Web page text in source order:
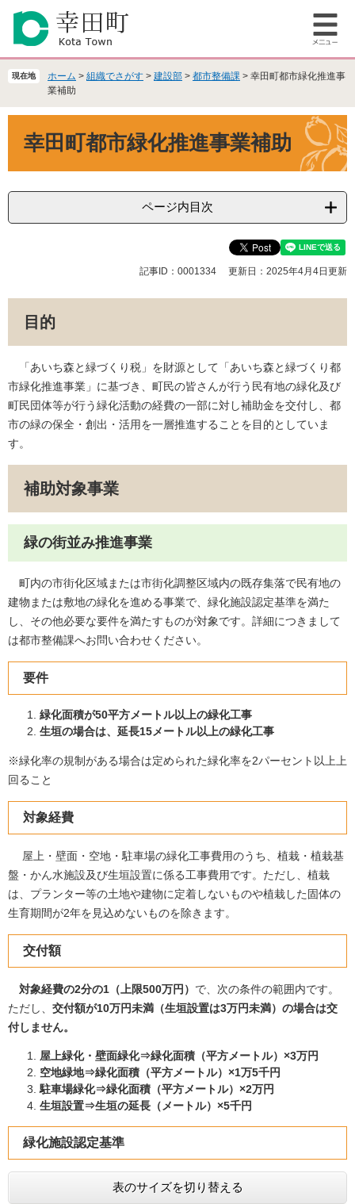
の
で
ー
ば
文
へ
メ
ー
現在地 ホーム > 組織でさがす > 建設部 > 都市整備課 > 幸田町都市緑化推進事
業補助
幸田町都市緑化推進事業補助
ページ内目次
記事ID：0001334 更新日：2025年4月4日更新
目的
「あいち森と緑づくり税」を財源として「あいち森と緑づくり都
市緑化推進事業」に基づき、町民の皆さんが行う民有地の緑化及び
町民団体等が行う緑化活動の経費の一部に対し補助金を交付し、都
市の緑の保全・創出・活用を一層推進することを目的としていま
す。
補助対象事業
緑の街並み推進事業
町内の市街化区域または市街化調整区域内の既存集落で民有地の
建物または敷地の緑化を進める事業で、 緑化施設認定基準を満た
し、その他必要な要件を満たすものが対象です。詳細につきまして
は都市整備課へお問い合わせください。
要件
緑化面積が50平方メートル以上の緑化工事
生垣の場合は、延長15メートル以上の緑化工事
※緑化率の規制がある場合は定められた緑化率を2パーセント以上上
回ること
対象経費
屋上・壁面・空地・駐車場の緑化工事費用のうち、植栽・植栽基
盤・かん水施設及び生垣設置に係る工事費用です。ただし、植栽
は、プランター等の土地や建物に定着しないものや植栽した固体の
生育期間が2年を見込めないものを除きます。
交付額
対象経費の2分の1（上限500万円） で、次の条件の範囲内です。
ただし、 交付額が10万円未満（生垣設置は3万円未満）の場合は交
付しません。
屋上緑化・壁面緑化⇒緑化面積（平方メートル）×3万円
空地緑地⇒緑化面積（平方メートル）×1万5千円
駐車場緑化⇒緑化面積（平方メートル）×2万円
生垣設置⇒生垣の延長（メートル）×5千円
緑化施設認定基準
表のサイズを切り替える